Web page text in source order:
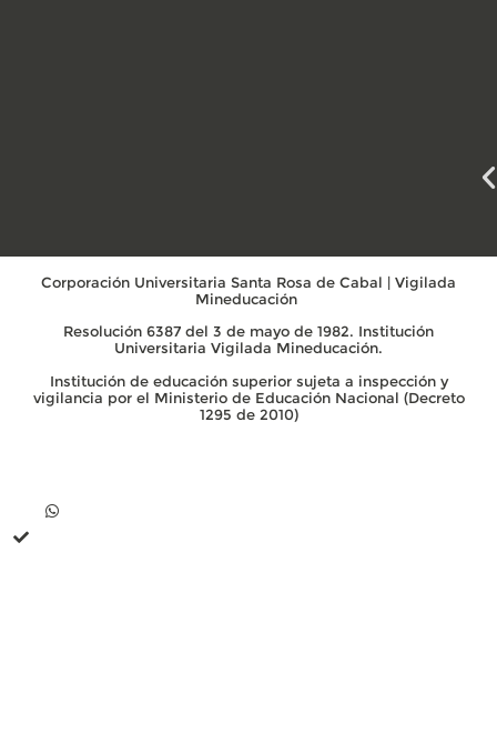
Corporación Universitaria Santa Rosa de Cabal | Vigilada
Mineducación
Resolución 6387 del 3 de mayo de 1982. Institución
Universitaria Vigilada Mineducación.
Institución de educación superior sujeta a inspección y
vigilancia por el Ministerio de Educación Nacional (Decreto
1295 de 2010)